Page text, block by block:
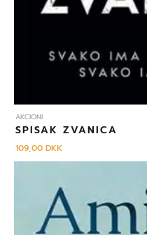
AKCIONI
SPISAK ZVANICA
109,00DKK